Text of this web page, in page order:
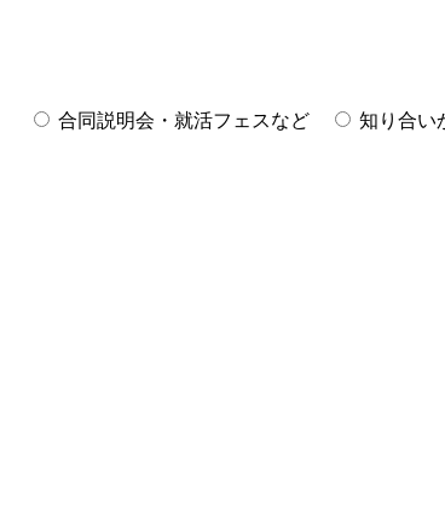
合同説明会・就活フェスなど 知り合い